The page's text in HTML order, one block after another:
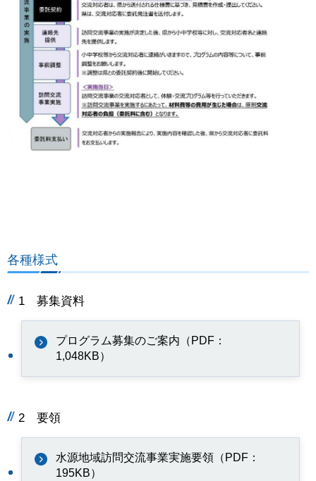
各種様式
1 募集資料
プログラム募集のご案内（PDF：
1,048KB）
2 要領
水源地域訪問交流事業実施要領（PDF：
195KB）